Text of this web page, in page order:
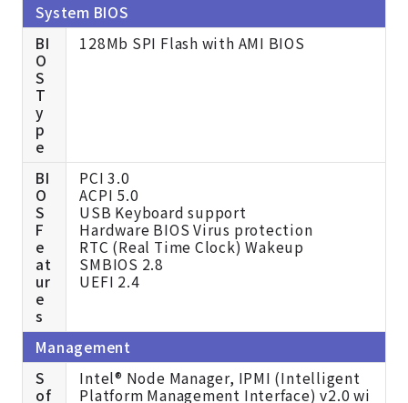
System BIOS
BI
O
S
T
y
p
e
128Mb SPI Flash with AMI BIOS
BI
O
S
F
e
at
ur
e
s
PCI 3.0
ACPI 5.0
USB Keyboard support
Hardware BIOS Virus protection
RTC (Real Time Clock) Wakeup
SMBIOS 2.8
UEFI 2.4
Management
S
of
Intel® Node Manager, IPMI (Intelligent
Platform Management Interface) v2.0 wi